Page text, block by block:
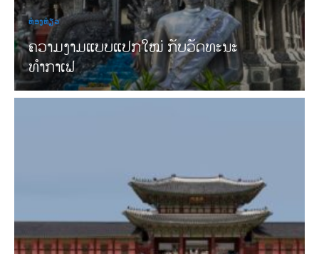
ທ່ອງທ່ຽວ
ຄວາມງາມແບບແປກໃໝ່ ກັບວັດທະນະ
ທໍາກາເຟ